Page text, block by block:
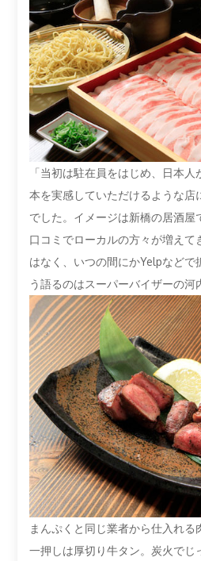
「当初は駐在員をはじめ、日本
本を実感していただけるような店
でした。イメージは新橋の居酒屋
口コミでローカルの方々が増えて
はなく、いつの間にかYelpなどで
う語るのはスーパーバイザーの河
まんぷくと同じ業者から仕入れ
一押しは厚切り牛タン。炭火でじ